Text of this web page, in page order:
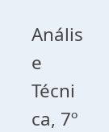
Anális
e
Técni
ca, 7º